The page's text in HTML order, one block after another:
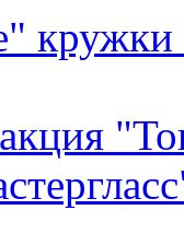
кружки